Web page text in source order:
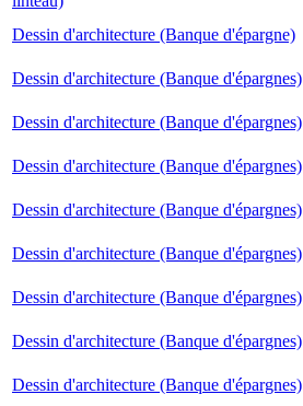
Dessin d'architecture (Banque d'épargne)
Dessin d'architecture (Banque d'épargnes)
Dessin d'architecture (Banque d'épargnes)
Dessin d'architecture (Banque d'épargnes)
Dessin d'architecture (Banque d'épargnes)
Dessin d'architecture (Banque d'épargnes)
Dessin d'architecture (Banque d'épargnes)
Dessin d'architecture (Banque d'épargnes)
Dessin d'architecture (Banque d'épargnes)